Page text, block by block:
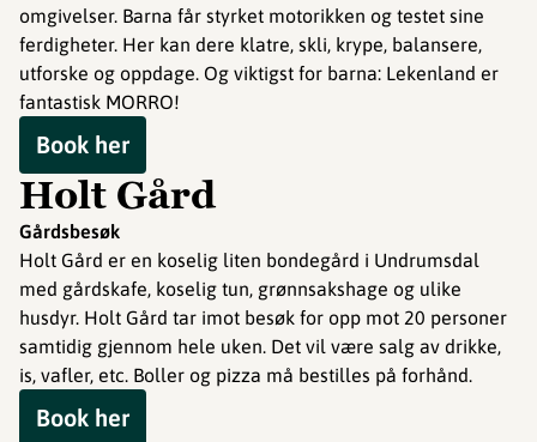
omgivelser. Barna får styrket motorikken og testet sine
ferdigheter. Her kan dere klatre, skli, krype, balansere,
utforske og oppdage. Og viktigst for barna: Lekenland er
fantastisk MORRO!
Book her
Holt Gård
Gårdsbesøk
Holt Gård er en koselig liten bondegård i Undrumsdal
med gårdskafe, koselig tun, grønnsakshage og ulike
husdyr. Holt Gård tar imot besøk for opp mot 20 personer
samtidig gjennom hele uken. Det vil være salg av drikke,
is, vafler, etc. Boller og pizza må bestilles på forhånd.
Book her